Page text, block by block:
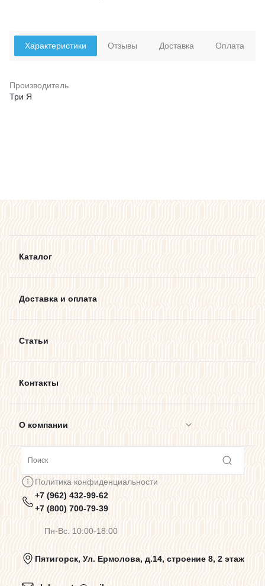
Характеристики
Производитель
Три Я
Отзывы Доставка Оплата
Каталог
Доставка и оплата
Статьи
Контакты
О компании
Предупреждения о цветопередаче
Политика конфиденциальности
Политика конфиденциальности
+7 (962) 432-99-62
+7 (800) 700-79-39
Пн-Вс: 10:00-18:00
Пятигорск, Ул. Ермолова, д.14, строение 8, 2 этаж